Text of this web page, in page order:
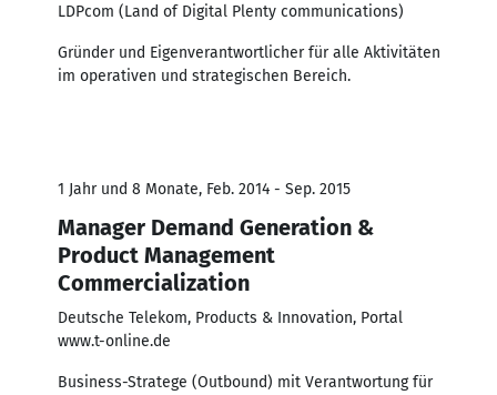
LDPcom (Land of Digital Plenty communications)
Gründer und Eigenverantwortlicher für alle Aktivitäten
im operativen und strategischen Bereich.
1 Jahr und 8 Monate, Feb. 2014 - Sep. 2015
Manager Demand Generation &
Product Management
Commercialization
Deutsche Telekom, Products & Innovation, Portal
www.t-online.de
Business-Stratege (Outbound) mit Verantwortung für